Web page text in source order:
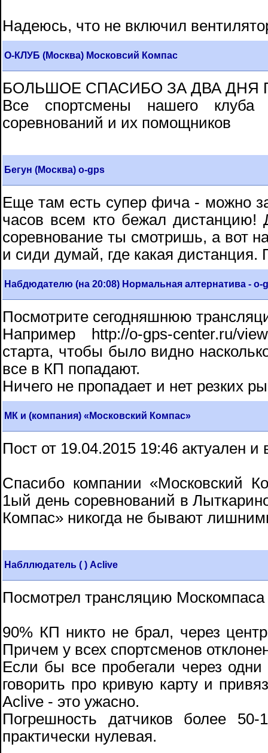
Надеюсь, что не включил
О-КЛУБ (Москва) Московсий Компас
БОЛЬШОЕ СПАСИБО ЗА ДВА ДНЯ
Все спортсмены нашего клуба
соревнований и их помощников
Бегун (Москва) o-gps
Еще там есть супер фича - можно
часов всем кто бежал
соревнование ты смотришь, а вот
и сиди думай, где какая дистанция.
Набдюдателю (на 20:08) Нормальная алтернатива - o-
Посмотрите сегодняшнюю
Например http://o-gps-center.ru/
старта, чтобы было видно
все в КП попадают.
Ничего не пропадает и нет резких
МК и (компания) «Московский Компас»
Пост от 19.04.2015 19:46 актуален и
Спасибо компании «Московский
1ый день соревнований в
Компас» никогда не бывают
Набллюдатель ( ) Aclive
Посмотрел трансляцию Москомпаса
90% КП никто не брал, через
Причем у всех спортсменов
Если бы все пробегали через
говорить про кривую карту и
Aclive - это ужасно.
Погрешность датчиков более 50-
практически нулевая.